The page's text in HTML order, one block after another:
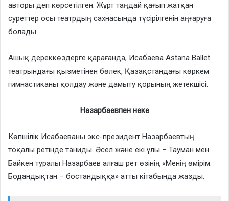
авторы деп көрсетілген. Жұрт таңдай қағып жатқан
суреттер осы театрдың сахнасында түсірілгенін аңғаруға
болады.
Ашық дереккөздерге қарағанда, Исабаева Astana Ballet
театрындағы қызметінен бөлек, Қазақстандағы көркем
гимнастиканы қолдау және дамыту қорының жетекшісі.
Назарбаевпен неке
Көпшілік Исабаеваны экс-президент Назарбаевтың
тоқалы ретінде таниды. Әсел және екі ұлы – Тауман мен
Байкен туралы Назарбаев алғаш рет өзінің «Менің өмірім.
Бодандықтан – бостандыққа» атты кітабында жазды.